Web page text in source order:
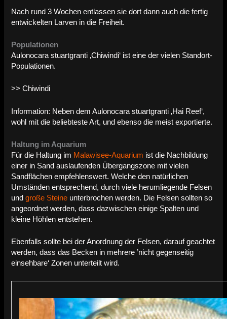
Nach rund 3 Wochen entlassen sie dort dann auch die fertig
entwickelten Larven in die Freiheit.
Populationen
Aulonocara stuartgranti ‚Chiwindi‘ ist eine der vielen Standort-
Populationen.
>> Chiwindi
Information: Neben dem Aulonocara stuartgranti ‚Hai Reef‘,
wohl mit die beliebteste Art, und ebenso die meist exportierte.
Haltung im Aquarium
Für die Haltung im Malawisee-Aquarium ist die Nachbildung
einer in Sand auslaufenden Übergangszone mit vielen
Sandflächen empfehlenswert. Welche den natürlichen
Umständen entsprechend, durch viele herumliegende Felsen
undgroße Steine unterbrochen werden. Die Felsen sollten so
angeordnet werden, dass dazwischen einige Spalten und
kleine Höhlen entstehen.
Ebenfalls sollte bei der Anordnung der Felsen, darauf geachtet
werden, dass das Becken in mehrere ’nicht gegenseitig
einsehbare‘ Zonen unterteilt wird.